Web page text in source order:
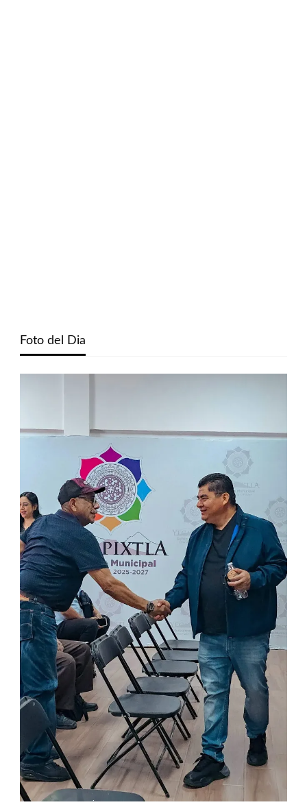
Foto del Dia